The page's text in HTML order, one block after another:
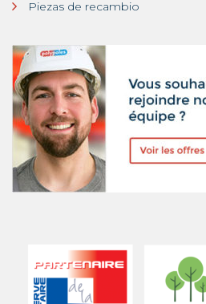
Piezas de recambio